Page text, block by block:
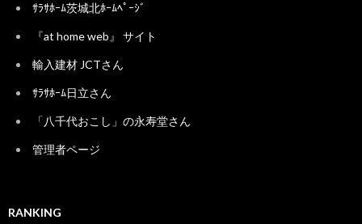
ｻﾗｻﾎｰﾑ茨城北ﾎｰﾑﾍﾟｰｼﾞ
『at home web』 サイト
輸入建材 JCTさん
ｻﾗｻﾎｰﾑ日立さん
「八千代おこし」の永寿堂さん
管理者ページ
RANKING